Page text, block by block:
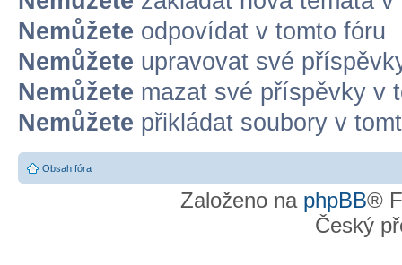
Nemůžete odpovídat v tomto fóru
Nemůžete upravovat své
Nemůžete mazat své příspěvky v
Nemůžete přikládat soubory v
Obsah fóra
Založeno na phpBB®
Český